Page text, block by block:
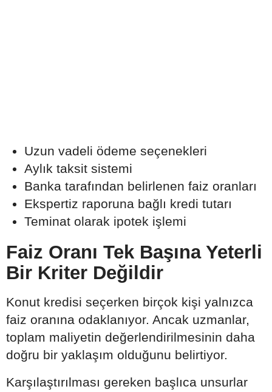
Uzun vadeli ödeme seçenekleri
Aylık taksit sistemi
Banka tarafından belirlenen faiz oranları
Ekspertiz raporuna bağlı kredi tutarı
Teminat olarak ipotek işlemi
Faiz Oranı Tek Başına Yeterli
Bir Kriter Değildir
Konut kredisi seçerken birçok kişi yalnızca
faiz oranına odaklanıyor. Ancak uzmanlar,
toplam maliyetin değerlendirilmesinin daha
doğru bir yaklaşım olduğunu belirtiyor.
Karşılaştırılması gereken başlıca unsurlar